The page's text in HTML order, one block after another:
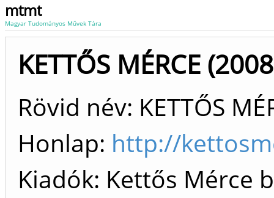
mtmt
Magyar Tudományos Művek Tára
KETTŐS MÉRCE
Rövid név: KETTŐS
Honlap: http://
Kiadók Kettős Mérce